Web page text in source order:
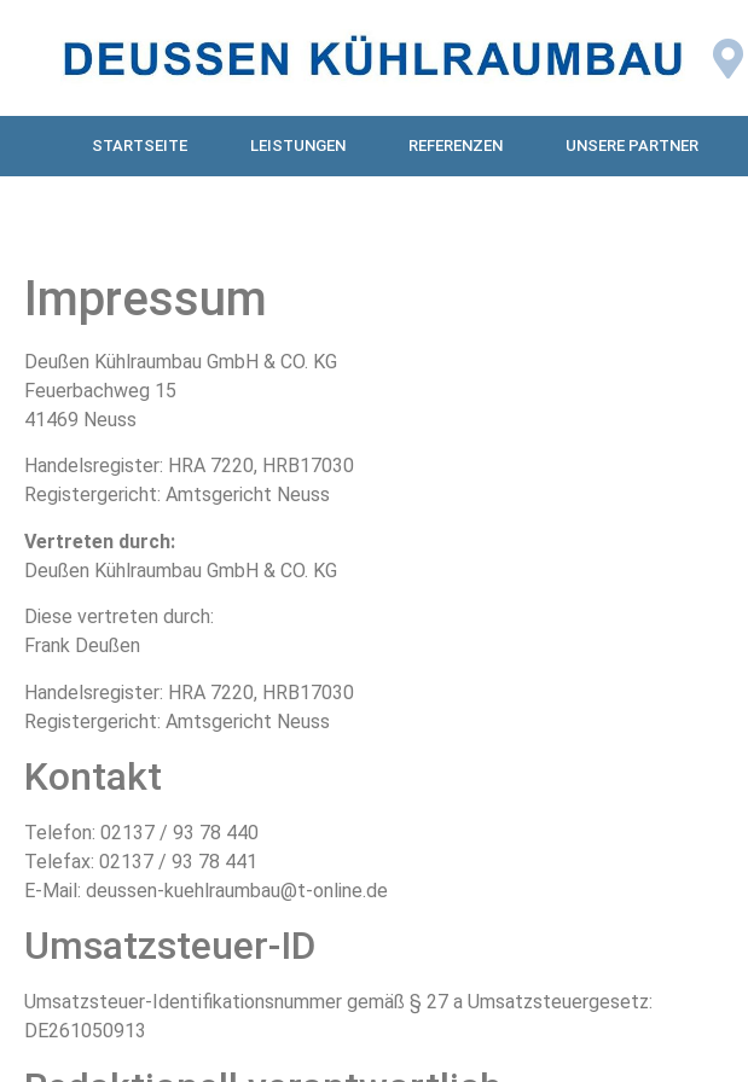
STARTSEITE LEISTUNGEN REFERENZEN UNSERE PARTNER
Impressum
Deußen Kühlraumbau GmbH & CO. KG
Feuerbachweg 15
41469 Neuss
Handelsregister: HRA 7220, HRB17030
Registergericht: Amtsgericht Neuss
Vertreten durch:
Deußen Kühlraumbau GmbH & CO. KG
Diese vertreten durch:
Frank Deußen
Handelsregister: HRA 7220, HRB17030
Registergericht: Amtsgericht Neuss
Kontakt
Telefon: 02137 / 93 78 440
Telefax: 02137 / 93 78 441
E-Mail: deussen-kuehlraumbau@t-online.de
Umsatzsteuer-ID
Umsatzsteuer-Identifikationsnummer gemäß § 27 a Umsatzsteuergesetz:
DE261050913